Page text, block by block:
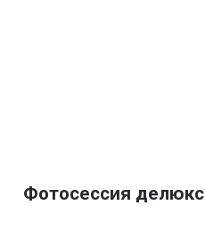
Фотосессия делюкс